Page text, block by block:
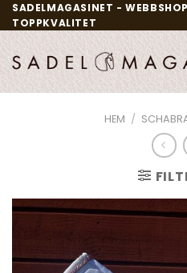
Skip
to
content
SADELMAGASINET -
TOPPKVALITET
HEM /